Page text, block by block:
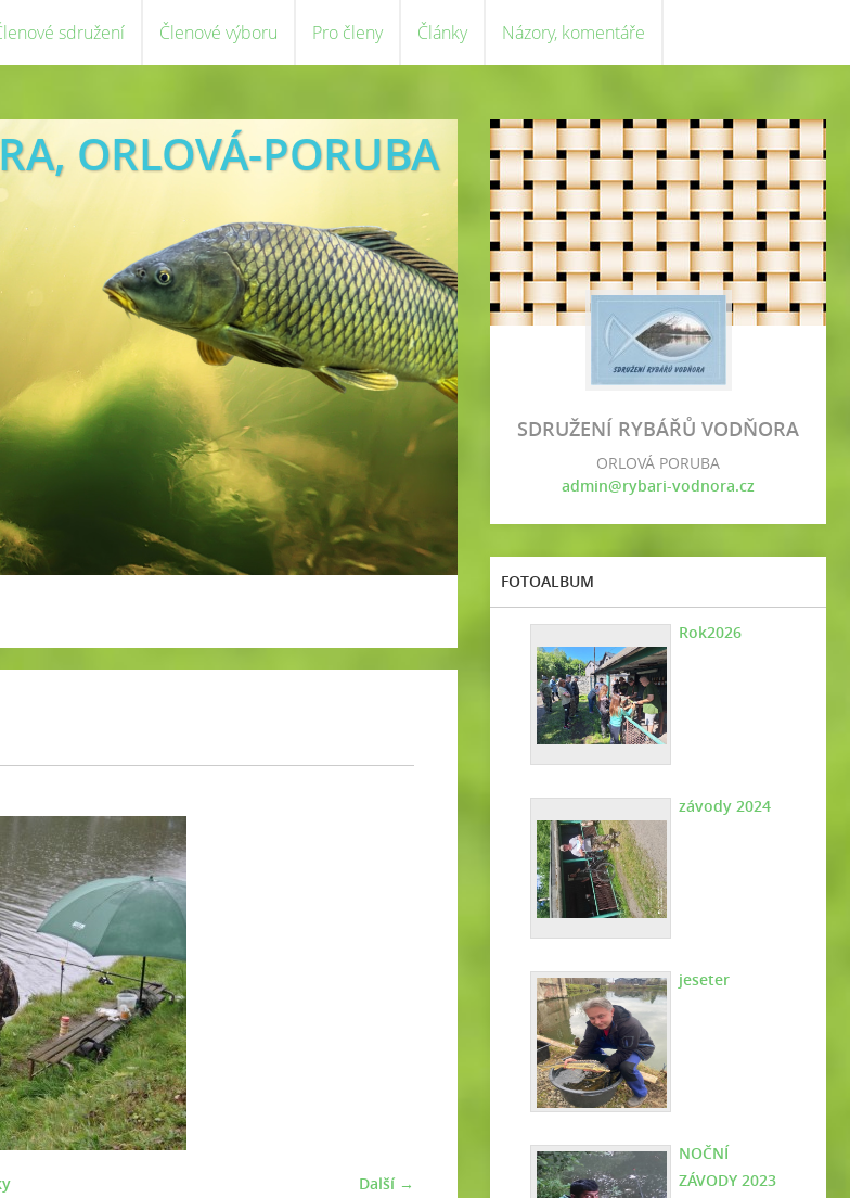
sdružení Členové výboru Pro členy Články Názory, komentáře
ORLOVÁ-PORUBA
Další →
SDRUŽENÍ RYBÁŘŮ VODŇORA
ORLOVÁ PORUBA
admin@rybari-vodnora.cz
FOTOALBUM
Rok2026
závody 2024
jeseter
NOČNÍ
ZÁVODY 2023